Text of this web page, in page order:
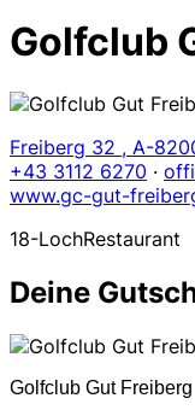
Golfclub
Freiberg 32 , A-
+43 3112 6270 ·
www.gc-gut-
18-LochRestaurant
Deine
Golfclub Gut Freiberg